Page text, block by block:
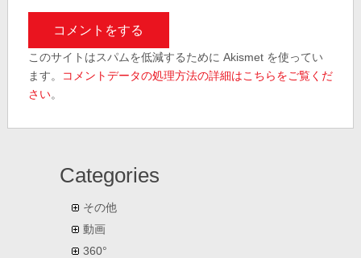
このサイトはスパムを低減するために Akismet を使ってい
ます。
コメントデータの処理方法の詳細はこちらをご覧くだ
さい。
Categories
その他
動画
360°